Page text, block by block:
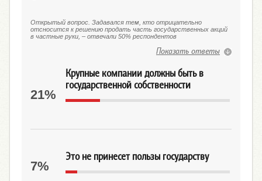
Открытый вопрос. Задавался тем, кто отрицательно
отсносится к решению продать часть государственных акций
в частные руки, – отвечали 50% респондентов
Показать ответы
Крупные компании должны быть в
государственной собственности
21%
Это не принесет пользы государству
7%